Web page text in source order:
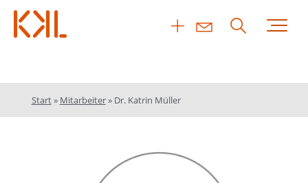
Start» Mitarbeiter» Dr. Katrin Müller